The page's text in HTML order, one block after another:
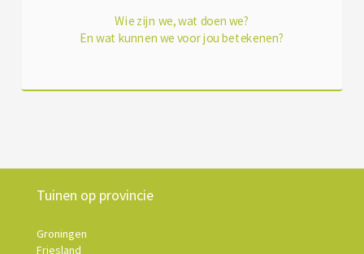
Wie zijn we, wat doen we?
En wat kunnen we voor jou betekenen?
Tuinen op provincie
Groningen
Friesland